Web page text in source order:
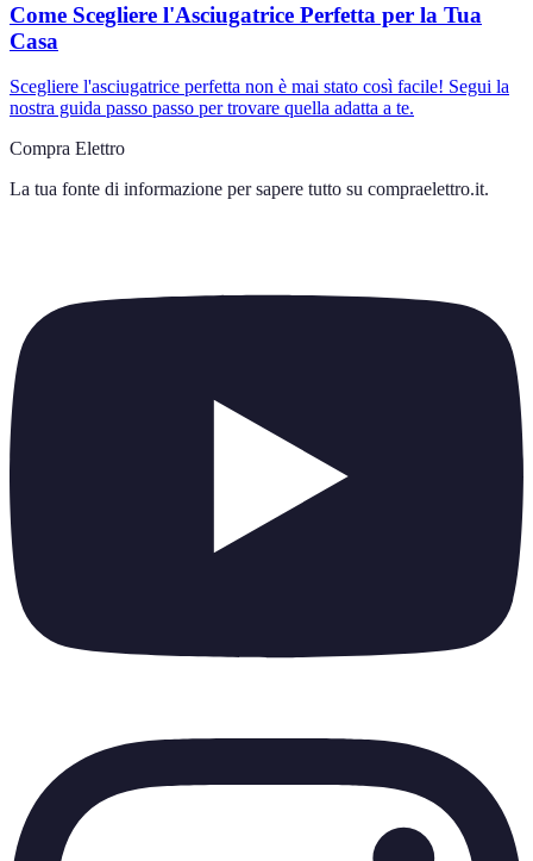
Come Scegliere l'Asciugatrice Perfetta per la Tua
Casa
Scegliere l'asciugatrice perfetta non è mai stato così facile! Segui la
nostra guida passo passo per trovare quella adatta a te.
Compra Elettro
La tua fonte di informazione per sapere tutto su compraelettro.it.